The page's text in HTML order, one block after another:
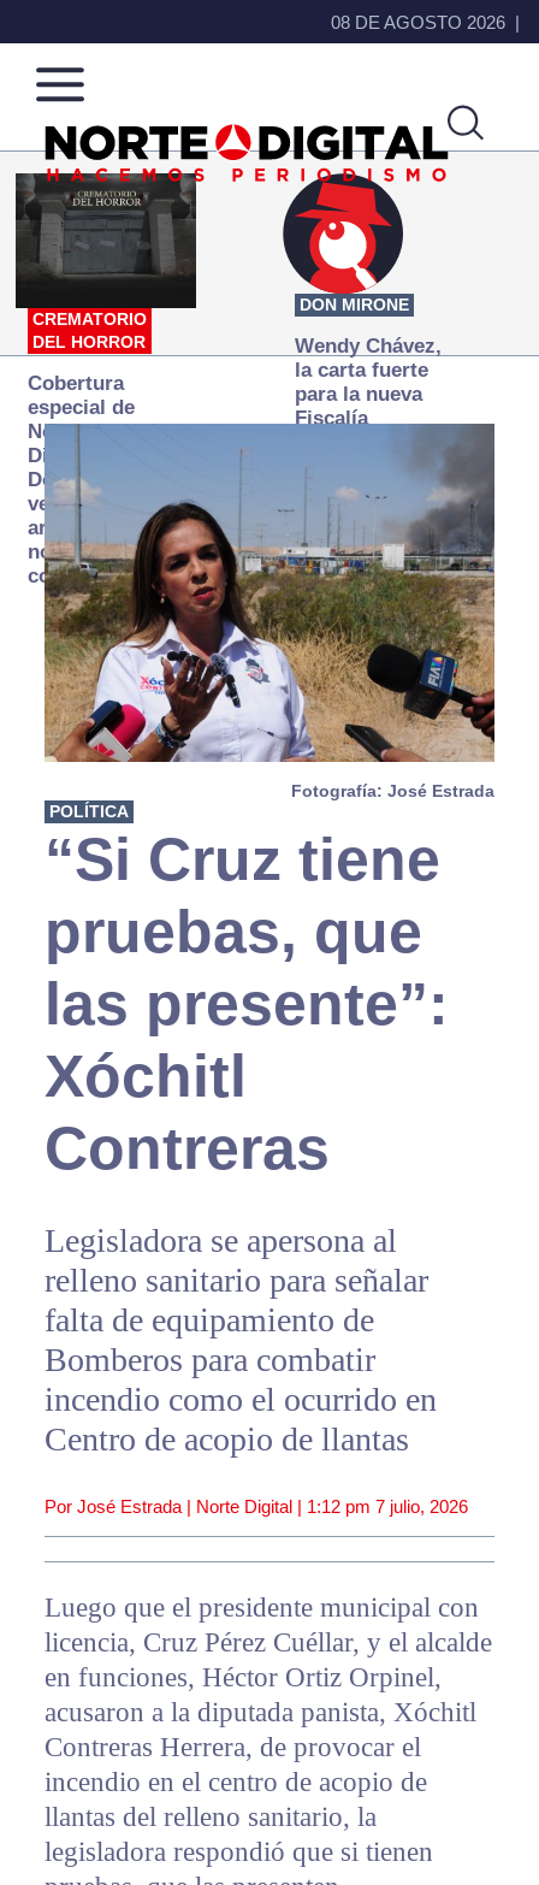
08 DE AGOSTO 2026
Norte
de
Ciudad
Más
que
noticias,
hacemos periodismo
CREMATORIO
DEL HORROR
Cobertura
especial de
Norte
Digital:
Donde la
verdad
arde… pero
no se
consume
DON MIRONE
Wendy Chávez,
la carta fuerte
para la nueva
Fiscalía
Fotografía: José Estrada
POLÍTICA
“Si Cruz tiene
pruebas, que
las presente”:
Xóchitl
Contreras
Legisladora se apersona al
relleno sanitario para señalar
falta de equipamiento de
Bomberos para combatir
incendio como el ocurrido en
Centro de acopio de llantas
Por José Estrada | Norte Digital | 1:12 pm 7 julio, 2026
Luego que el presidente municipal con
licencia, Cruz Pérez Cuéllar, y el alcalde
en funciones, Héctor Ortiz Orpinel,
acusaron a la diputada panista, Xóchitl
Contreras Herrera, de provocar el
incendio en el centro de acopio de
llantas del relleno sanitario, la
legisladora respondió que si tienen